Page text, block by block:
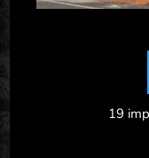
19